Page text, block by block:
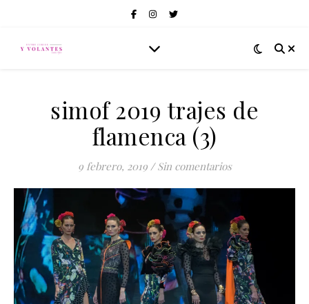
simof 2019 trajes de
flamenca (3)
9 febrero, 2019 / Sin comentarios